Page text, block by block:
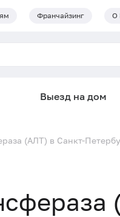
Франчайзинг О
Выезд на дом
(АЛТ) в Санкт-